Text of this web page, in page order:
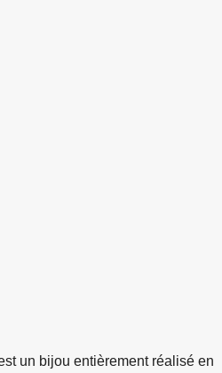
un bijou entièrement réalisé en